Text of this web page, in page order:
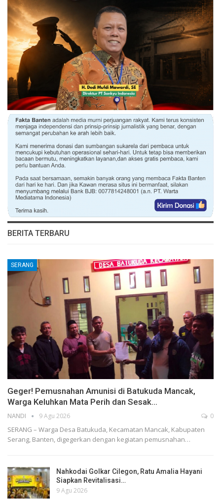
BERITA TERBARU
SERANG
Geger! Pemusnahan Amunisi di Batukuda Mancak,
Warga Keluhkan Mata Perih dan Sesak…
NANDI 9 Agu 2026 0
SERANG – Warga Desa Batukuda, Kecamatan Mancak, Kabupaten
Serang, Banten, digegerkan dengan kegiatan pemusnahan…
Nahkodai Golkar Cilegon, Ratu Amalia Hayani
Siapkan Revitalisasi…
9 Agu 2026